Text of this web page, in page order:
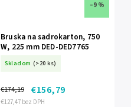
–9 %
Bruska na sadrokarton, 750
W, 225 mm DED-DED7765
Skladom (>20 ks)
€127,47 bez DPH
€174,19 €156,79